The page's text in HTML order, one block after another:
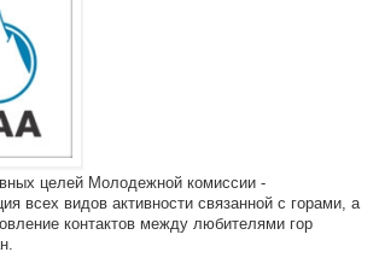
целей Молодежной комиссии -
всех видов активности связанной с горами, а
контактов между любителями гор